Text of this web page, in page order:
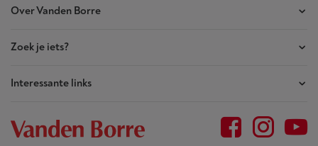
Over Vanden Borre
Onze winkels
Akte van Vertrouwen
Sitemap
Zoek je iets?
Je bestellingen
Herstellingsaanvraag
Interessante links
Outlet